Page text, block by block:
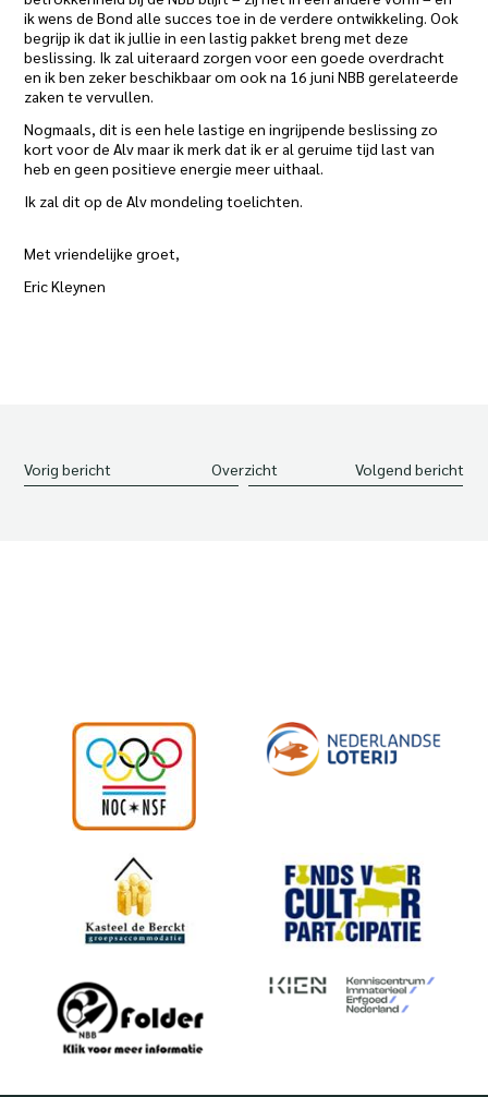
ik wens de Bond alle succes toe in de verdere ontwikkeling. Ook
begrijp ik dat ik jullie in een lastig pakket breng met deze
beslissing. Ik zal uiteraard zorgen voor een goede overdracht
en ik ben zeker beschikbaar om ook na 16 juni NBB gerelateerde
zaken te vervullen.
Nogmaals, dit is een hele lastige en ingrijpende beslissing zo
kort voor de Alv maar ik merk dat ik er al geruime tijd last van
heb en geen positieve energie meer uithaal.
Ik zal dit op de Alv mondeling toelichten.
Met vriendelijke groet,
Eric Kleynen
Vorig bericht Overzicht Volgend bericht